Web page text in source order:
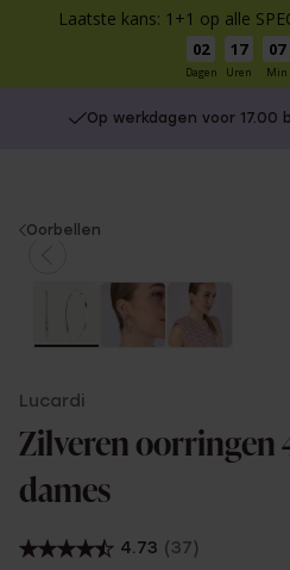
Laatste kans: 1+1 op alle
02
Dagen
17
Uren
07
Min
Op werkdagen voor 17.00
You
Oorbellen
Lucardi
Zilveren oorringen
dames
4.73 (37)